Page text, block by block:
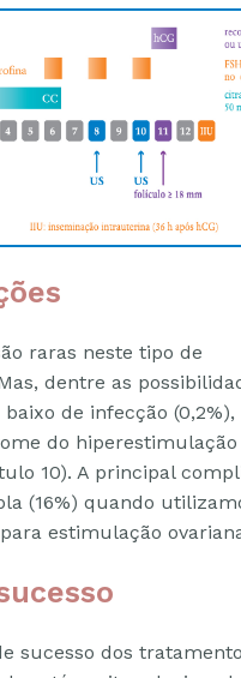
raras neste tipo de
dentre as
de infecção (0,2%),
do hiperestimulação
10). A principal
(16%) quando
estimulação
sucesso dos